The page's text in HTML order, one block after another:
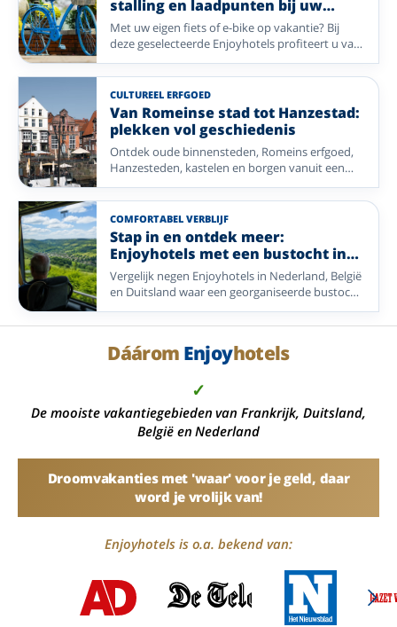
heeft u alle rust om heerlijk te genieten.
stalling en laadpunten bij uw
Enjoyhotel
Met uw eigen fiets of e-bike op vakantie? Bij
deze geselecteerde Enjoyhotels profiteert u van
een (overdekte) fietsenstalling met laadpunten.
Zo geniet u zorgeloos van prachtige fietsroutes
in de omgeving
CULTUREEL ERFGOED
Van Romeinse stad tot Hanzestad:
plekken vol geschiedenis
Ontdek oude binnensteden, Romeins erfgoed,
Hanzesteden, kastelen en borgen vanuit een
selectie Enjoyhotels in Nederland, België,
Duitsland en Frankrijk.
COMFORTABEL VERBLIJF
Stap in en ontdek meer:
Enjoyhotels met een bustocht in
het arrangement
Vergelijk negen Enjoyhotels in Nederland, België
en Duitsland waar een georganiseerde bustocht
onderdeel is van het 5-daags alles-inclusief-
arrangement.
Dáárom Enjoyhotels
✓
De mooiste vakantiegebieden van Frankrijk, Duitsland,
België en Nederland
Droomvakanties met 'waar' voor je geld, daar
word je vrolijk van!
Enjoyhotels is o.a. bekend van: